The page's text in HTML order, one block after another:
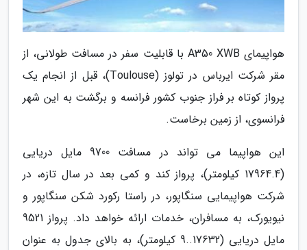
هواپیمای A350 XWB با قابلیت سفر در مسافت طولانی، از
مقر شرکت ایرباس در تولوز (Toulouse)، قبل از انجام یک
پرواز کوتاه بر فراز جنوب کشور فرانسه و برگشت به این شهر
فرانسوی، از زمین برخاست.
این هواپیما می تواند در مسافت 9700 مایل دریایی
(17964.4 کیلومتر)، پرواز کند و کمی بعد در سال تازه، در
شرکت هواپیمایی سنگاپور، در راستا رکورد شکن سنگاپور و
نیویورک، به مسافران، خدمات ارائه خواهد داد. پرواز 9521
مایل دریایی (17632..9 کیلومتر)، به بالای جدول به عنوان